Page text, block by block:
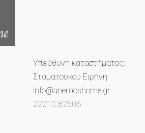
Υπεύθυνη καταστήματος:
Σταματούκου Ειρήνη
info@anemoshome.gr
22210 82506